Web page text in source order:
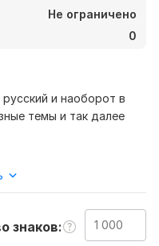
Не ограничено
0
и наоборот в
темы и так далее
срок за который нужно
Семья, дети,
знаков